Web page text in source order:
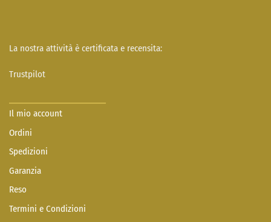
La nostra attività è certificata e recensita:
Trustpilot
Il mio account
Ordini
Spedizioni
Garanzia
Reso
Termini e Condizioni